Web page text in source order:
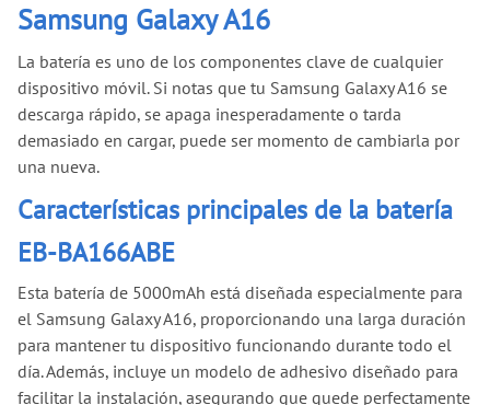
Samsung Galaxy A16
La batería es uno de los componentes clave de cualquier
dispositivo móvil. Si notas que tu Samsung Galaxy A16 se
descarga rápido, se apaga inesperadamente o tarda
demasiado en cargar, puede ser momento de cambiarla por
una nueva.
Características principales de la batería
EB-BA166ABE
Esta batería de 5000mAh está diseñada especialmente para
el Samsung Galaxy A16, proporcionando una larga duración
para mantener tu dispositivo funcionando durante todo el
día. Además, incluye un modelo de adhesivo diseñado para
facilitar la instalación, asegurando que quede perfectamente